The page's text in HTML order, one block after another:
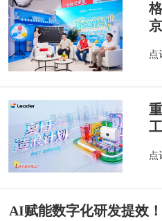
点
点
AI赋能数字化研发提效